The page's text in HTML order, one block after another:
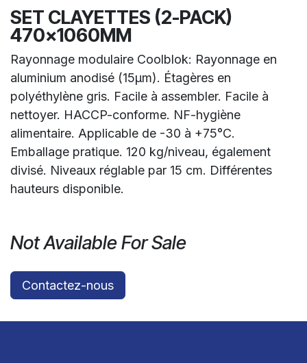
SET CLAYETTES (2-PACK)
470x1060MM
Rayonnage modulaire Coolblok: Rayonnage en
aluminium anodisé (15µm). Étagères en
polyéthylène gris. Facile à assembler. Facile à
nettoyer. HACCP-conforme. NF-hygiène
alimentaire. Applicable de -30 à +75°C.
Emballage pratique. 120 kg/niveau, également
divisé. Niveaux réglable par 15 cm. Différentes
hauteurs disponible.
Not Available For Sale
Contactez-nous